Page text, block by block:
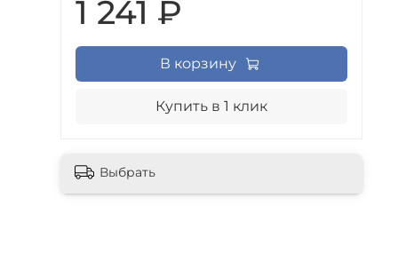
1 241 ₽
В корзину
Купить в 1 клик
Выбрать